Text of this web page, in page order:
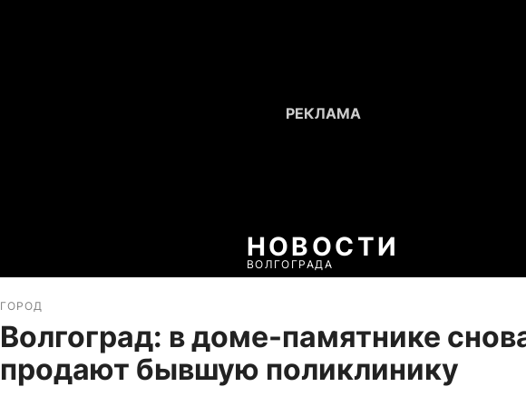
НОВОСТИ
ВОЛГОГРАДА
ГОРОД
Волгоград: в доме-памятнике
продают бывшую поликлинику